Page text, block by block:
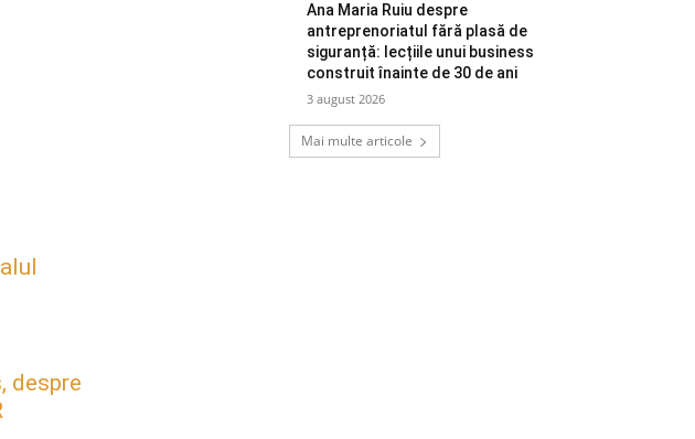
despre
Ana Maria Ruiu despre
antreprenoriatul fără plasă de
siguranță: lecțiile unui business
construit înainte de 30 de ani
3 august 2026
Mai multe articole